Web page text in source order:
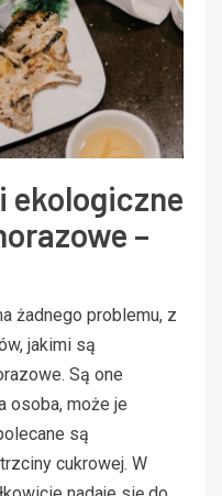
ekologiczne
–
żadnego problemu, z
jakimi są
Są one
osoba, może je
są
cukrowej. W